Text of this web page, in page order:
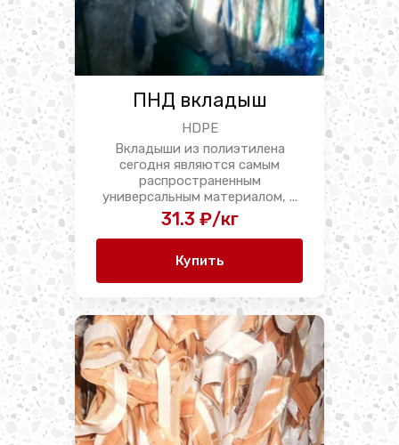
ПНД вкладыш
HDPE
Вкладыши из полиэтилена
сегодня являются самым
распространенным
универсальным материалом, ...
31.3 ₽/кг
Купить